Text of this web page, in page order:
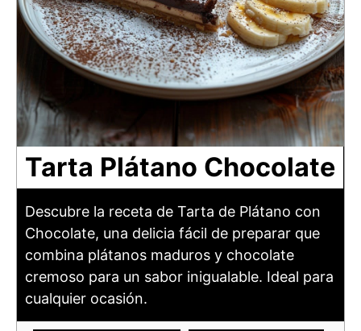
Tarta Plátano Chocolate
Descubre la receta de Tarta de Plátano con
Chocolate, una delicia fácil de preparar que
combina plátanos maduros y chocolate
cremoso para un sabor inigualable. Ideal para
cualquier ocasión.